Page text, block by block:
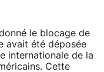
le blocage de
avait été déposée
internationale de la
Cette